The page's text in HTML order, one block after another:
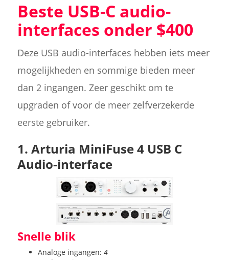
Beste USB-C audio-
interfaces onder $400
Deze USB audio-interfaces hebben iets meer
mogelijkheden en sommige bieden meer
dan 2 ingangen. Zeer geschikt om te
upgraden of voor de meer zelfverzekerde
eerste gebruiker.
1. Arturia MiniFuse 4 USB C
Audio-interface
Snelle blik
Analoge ingangen: 4